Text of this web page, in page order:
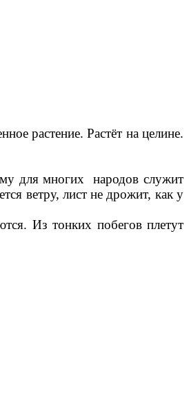
растение. Растёт на целине.
для многих народов служит
ветру, лист не дрожит, как у
Из тонких побегов плетут